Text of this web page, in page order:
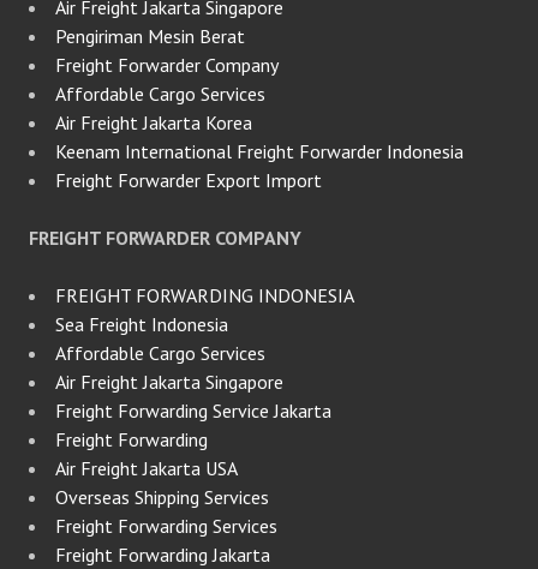
Air Freight Jakarta Singapore
Pengiriman Mesin Berat
Freight Forwarder Company
Affordable Cargo Services
Air Freight Jakarta Korea
Keenam International Freight Forwarder Indonesia
Freight Forwarder Export Import
FREIGHT FORWARDER COMPANY
FREIGHT FORWARDING INDONESIA
Sea Freight Indonesia
Affordable Cargo Services
Air Freight Jakarta Singapore
Freight Forwarding Service Jakarta
Freight Forwarding
Air Freight Jakarta USA
Overseas Shipping Services
Freight Forwarding Services
Freight Forwarding Jakarta